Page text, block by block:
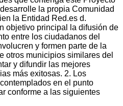
la propia Comunidad
la Entidad Red.es d.
objetivo principal la difusión de
entre los ciudadanos del
y formen parte de la
otros municipios similares del
y difundir las mejores
más exitosas. 2. Los
en el punto
conforme a las siguientes